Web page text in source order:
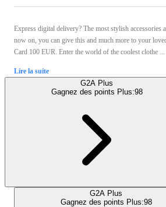
Express digital delivery? The most stylish accessories
now on, you can give this and much more to your
Card 100 EUR. Enter the world of the coolest clothe ...
Lire la suite
G2A Plus
Gagnez des points Plus:98
G2A Plus
Gagnez des points Plus:98